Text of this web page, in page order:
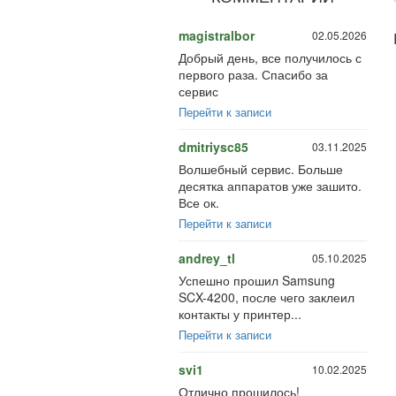
magistralbor 02.05.2026
Добрый день, все получилось с
первого раза. Спасибо за
сервис
Перейти к записи
dmitriysc85 03.11.2025
Волшебный сервис. Больше
десятка аппаратов уже зашито.
Все ок.
Перейти к записи
andrey_tl 05.10.2025
Успешно прошил Samsung
SCX-4200, после чего заклеил
контакты у принтер...
Перейти к записи
svi1 10.02.2025
Отлично прошилось!